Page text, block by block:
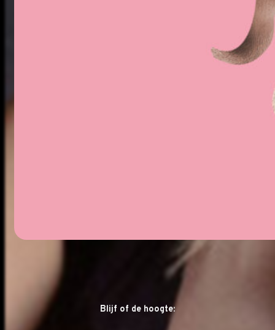
Blijf of de hoogte: